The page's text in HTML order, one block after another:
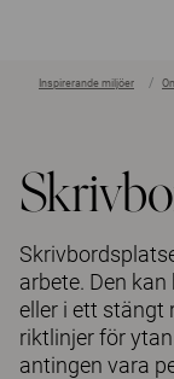
Inspirerande miljöer
arbete. Den
eller i ett stängt
riktlinjer för
antingen vara